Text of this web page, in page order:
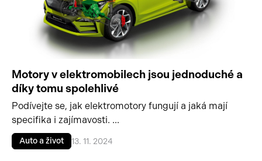
Motory v elektromobilech jsou jednoduché a
díky tomu spolehlivé
Podívejte se, jak elektromotory fungují a jaká mají
specifika i zajímavosti. ...
Auto a život 13. 11. 2024